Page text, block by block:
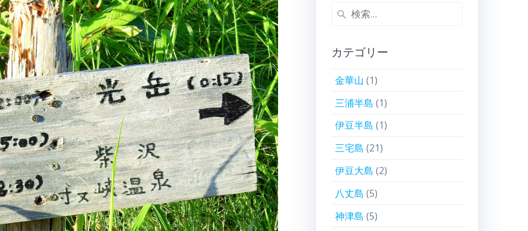
検
カテゴリー
金華山 (1)
三浦半島 (1)
伊豆半島 (1)
三宅島 (21)
伊豆大島 (2)
八丈島 (5)
神津島 (5)